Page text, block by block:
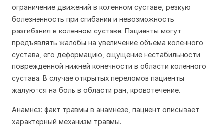
ограничение движений в коленном суставе, резкую
болезненность при сгибании и невозможность
разгибания в коленном суставе. Пациенты могут
предъявлять жалобы на увеличение объема коленного
сустава, его деформацию, ощущение нестабильности
поврежденной нижней конечности в области коленного
сустава. В случае открытых переломов пациенты
жалуются на боль в области ран, кровотечение.
Анамнез: факт травмы в анамнезе, пациент описывает
характерный механизм травмы.